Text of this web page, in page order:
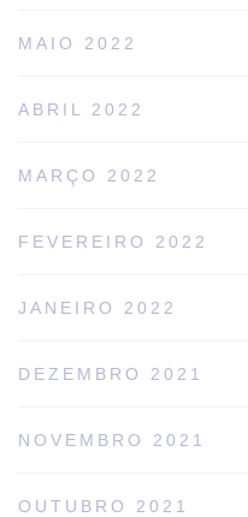
MAIO 2022
ABRIL 2022
MARÇO 2022
FEVEREIRO 2022
JANEIRO 2022
DEZEMBRO 2021
NOVEMBRO 2021
OUTUBRO 2021